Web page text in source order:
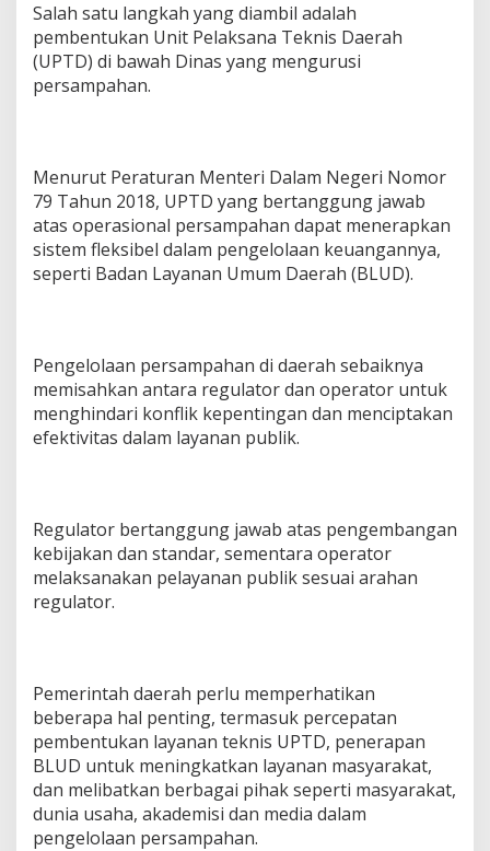
Salah satu langkah yang diambil adalah
pembentukan Unit Pelaksana Teknis Daerah
(UPTD) di bawah Dinas yang mengurusi
persampahan.
Menurut Peraturan Menteri Dalam Negeri Nomor
79 Tahun 2018, UPTD yang bertanggung jawab
atas operasional persampahan dapat menerapkan
sistem fleksibel dalam pengelolaan keuangannya,
seperti Badan Layanan Umum Daerah (BLUD).
Pengelolaan persampahan di daerah sebaiknya
memisahkan antara regulator dan operator untuk
menghindari konflik kepentingan dan menciptakan
efektivitas dalam layanan publik.
Regulator bertanggung jawab atas pengembangan
kebijakan dan standar, sementara operator
melaksanakan pelayanan publik sesuai arahan
regulator.
Pemerintah daerah perlu memperhatikan
beberapa hal penting, termasuk percepatan
pembentukan layanan teknis UPTD, penerapan
BLUD untuk meningkatkan layanan masyarakat,
dan melibatkan berbagai pihak seperti masyarakat,
dunia usaha, akademisi dan media dalam
pengelolaan persampahan.